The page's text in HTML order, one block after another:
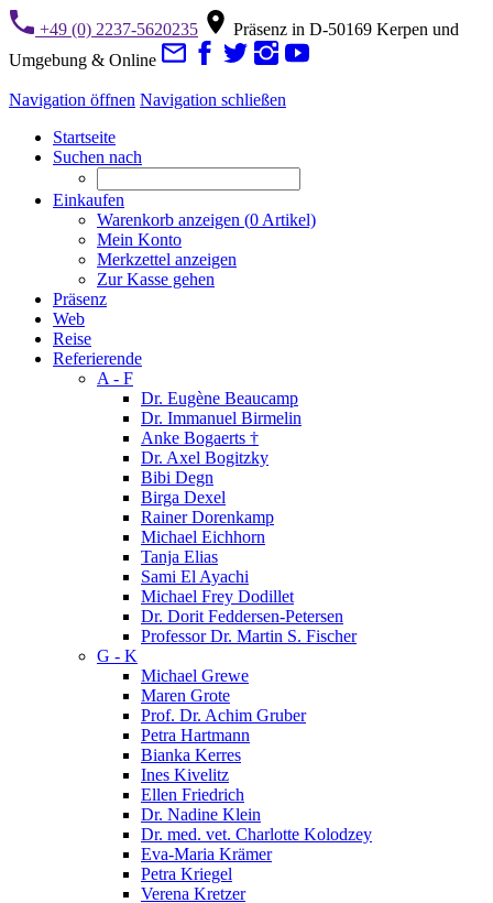
+49 (0) 2237-5620235
Präsenz in D-50169 Kerpen und
Umgebung & Online
Navigation öffnen Navigation schließen
Startseite
Suchen nach
Einkaufen
Warenkorb anzeigen (0 Artikel)
Mein Konto
Merkzettel anzeigen
Zur Kasse gehen
Präsenz
Web
Reise
Referierende
A - F
Dr. Eugène Beaucamp
Dr. Immanuel Birmelin
Anke Bogaerts †
Dr. Axel Bogitzky
Bibi Degn
Birga Dexel
Rainer Dorenkamp
Michael Eichhorn
Tanja Elias
Sami El Ayachi
Michael Frey Dodillet
Dr. Dorit Feddersen-Petersen
Professor Dr. Martin S. Fischer
G - K
Michael Grewe
Maren Grote
Prof. Dr. Achim Gruber
Petra Hartmann
Bianka Kerres
Ines Kivelitz
Ellen Friedrich
Dr. Nadine Klein
Dr. med. vet. Charlotte Kolodzey
Eva-Maria Krämer
Petra Kriegel
Verena Kretzer